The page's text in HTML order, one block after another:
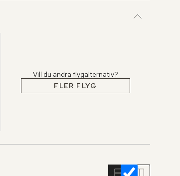
Vill du ändra flygalternativ?
FLER FLYG